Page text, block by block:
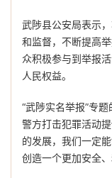
武陟县公安局表示
和监督，不断提高
众积极参与到举报
人民权益。
“武陟实名举报”专
警方打击犯罪活动
的发展，我们一定
创造一个更加安全、